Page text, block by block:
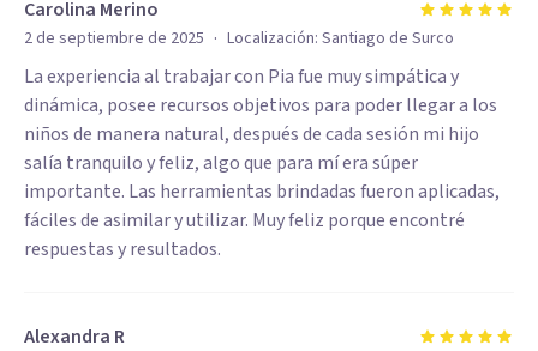
Carolina Merino
2 de septiembre de 2025 · Localización: Santiago de Surco
La experiencia al trabajar con Pia fue muy simpática y
dinámica, posee recursos objetivos para poder llegar a los
niños de manera natural, después de cada sesión mi hijo
salía tranquilo y feliz, algo que para mí era súper
importante. Las herramientas brindadas fueron aplicadas,
fáciles de asimilar y utilizar. Muy feliz porque encontré
respuestas y resultados.
Alexandra R